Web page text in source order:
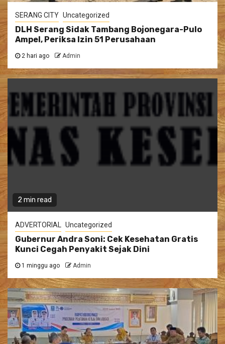
SERANG CITY Uncategorized
DLH Serang Sidak Tambang Bojonegara-Pulo
Ampel, Periksa Izin 51 Perusahaan
2 hari ago Admin
2 min read
ADVERTORIAL Uncategorized
Gubernur Andra Soni: Cek Kesehatan Gratis
Kunci Cegah Penyakit Sejak Dini
1 minggu ago Admin